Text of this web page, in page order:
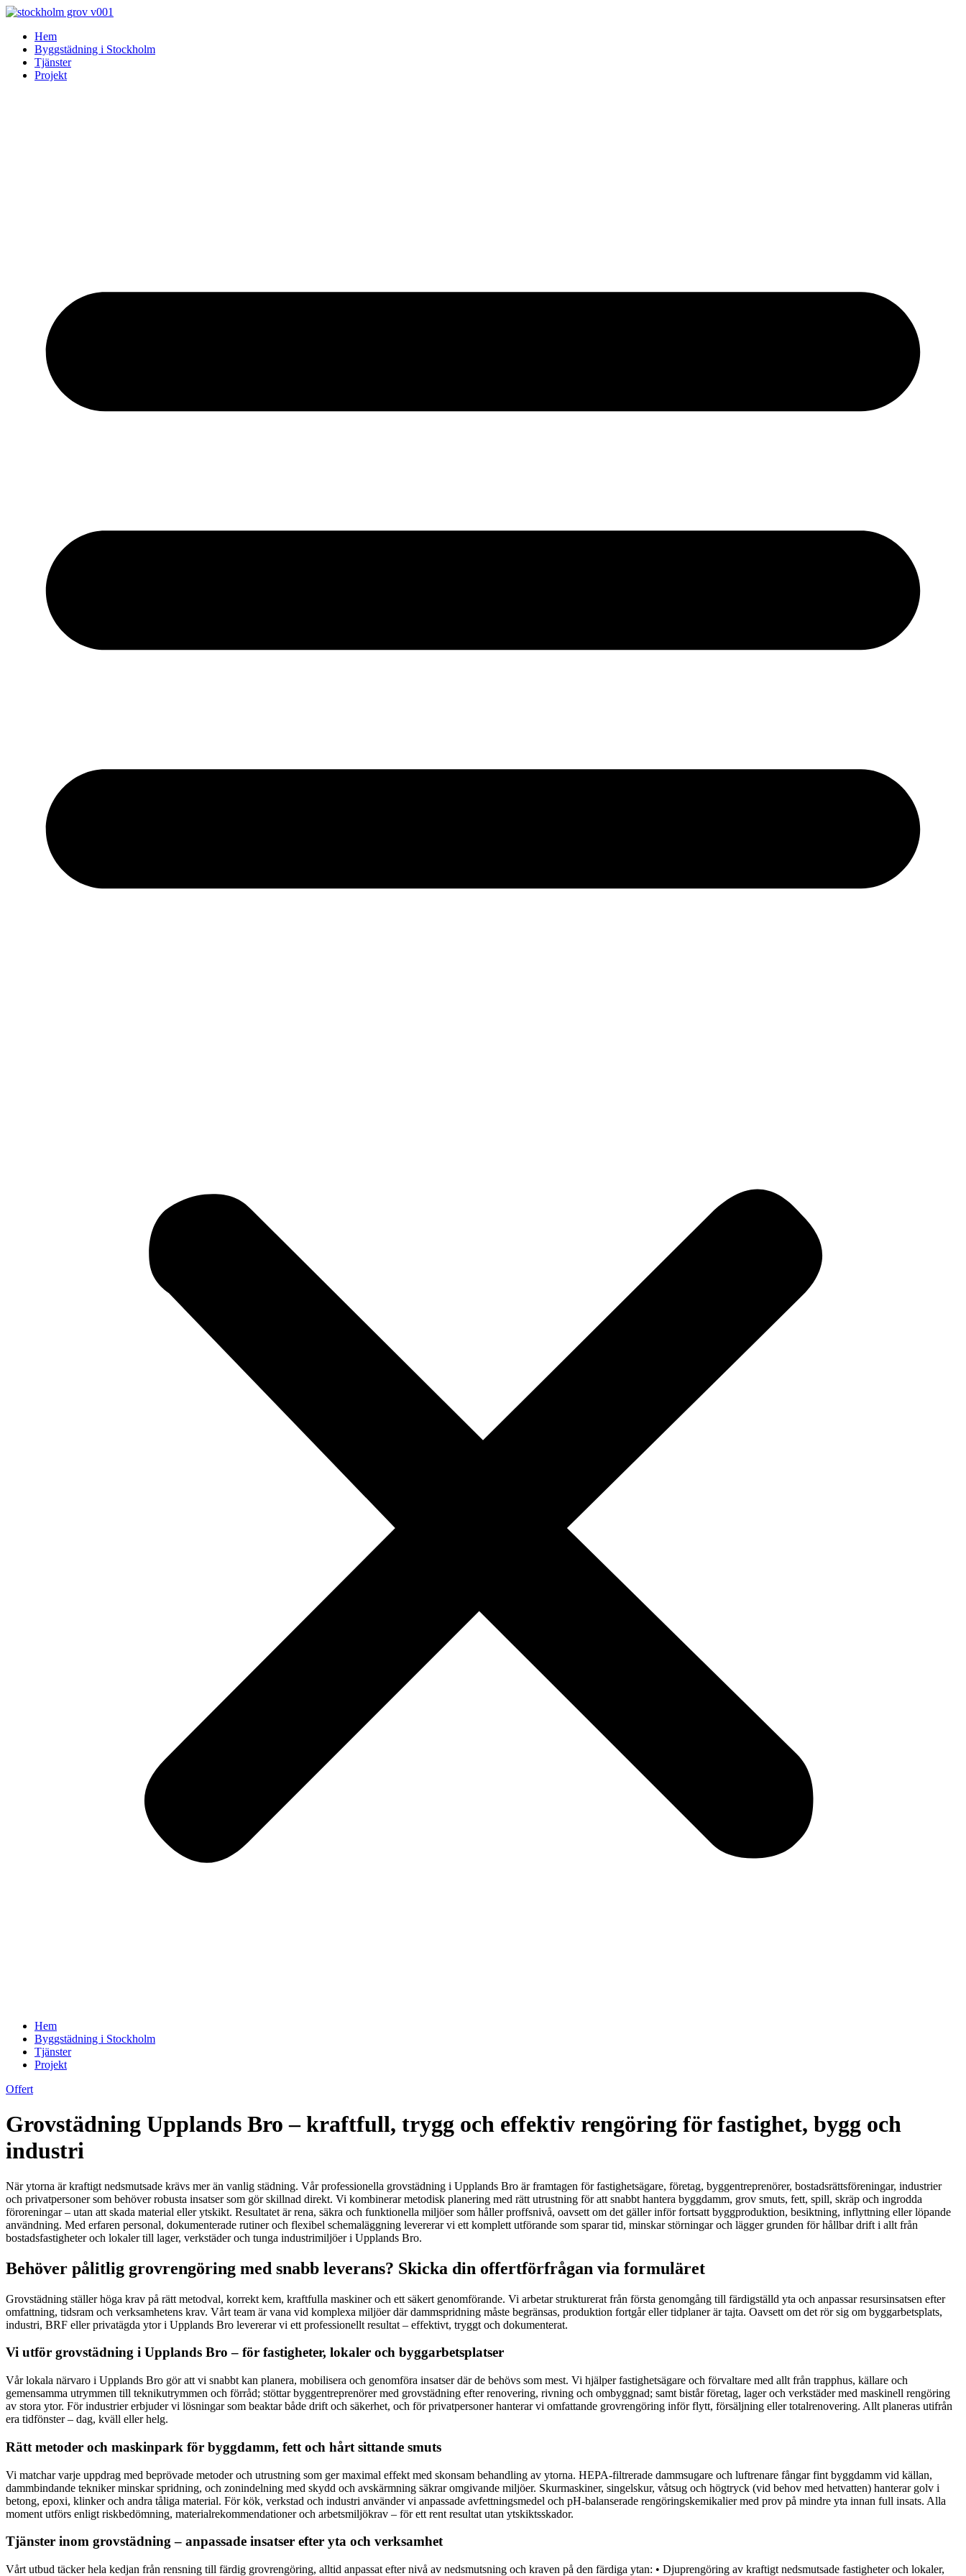
Skip
contentHem
Byggstädning i Stockholm
Tjänster
Projekt
Hem
Byggstädning i Stockholm
Tjänster
Projekt
Offert
Grovstädning Upplands Bro – kraftfull, trygg och effektiv rengöring för fastighet, bygg och
industri
När ytorna är kraftigt nedsmutsade krävs mer än vanlig städning. Vår professionella grovstädning i Upplands Bro är framtagen för fastighetsägare, företag, byggentreprenörer, bostadsrättsföreningar, industrier
och privatpersoner som behöver robusta insatser som gör skillnad direkt. Vi kombinerar metodisk planering med rätt utrustning för att snabbt hantera byggdamm, grov smuts, fett, spill, skräp och ingrodda
föroreningar – utan att skada material eller ytskikt. Resultatet är rena, säkra och funktionella miljöer som håller proffsnivå, oavsett om det gäller inför fortsatt byggproduktion, besiktning, inflyttning eller löpande
användning. Med erfaren personal, dokumenterade rutiner och flexibel schemaläggning levererar vi ett komplett utförande som sparar tid, minskar störningar och lägger grunden för hållbar drift i allt från
bostadsfastigheter och lokaler till lager, verkstäder och tunga industrimiljöer i Upplands Bro.
Behöver pålitlig grovrengöring med snabb leverans? Skicka din offertförfrågan via formuläret
Grovstädning ställer höga krav på rätt metodval, korrekt kem, kraftfulla maskiner och ett säkert genomförande. Vi arbetar strukturerat från första genomgång till färdigställd yta och anpassar resursinsatsen efter
omfattning, tidsram och verksamhetens krav. Vårt team är vana vid komplexa miljöer där dammspridning måste begränsas, produktion fortgår eller tidplaner är tajta. Oavsett om det rör sig om byggarbetsplats,
industri, BRF eller privatägda ytor i Upplands Bro levererar vi ett professionellt resultat – effektivt, tryggt och dokumenterat.
Vi utför grovstädning i Upplands Bro – för fastigheter, lokaler och byggarbetsplatser
Vår lokala närvaro i Upplands Bro gör att vi snabbt kan planera, mobilisera och genomföra insatser där de behövs som mest. Vi hjälper fastighetsägare och förvaltare med allt från trapphus, källare och
gemensamma utrymmen till teknikutrymmen och förråd; stöttar byggentreprenörer med grovstädning efter renovering, rivning och ombyggnad; samt bistår företag, lager och verkstäder med maskinell rengöring
av stora ytor. För industrier erbjuder vi lösningar som beaktar både drift och säkerhet, och för privatpersoner hanterar vi omfattande grovrengöring inför flytt, försäljning eller totalrenovering. Allt planeras utifrån
era tidfönster – dag, kväll eller helg.
Rätt metoder och maskinpark för byggdamm, fett och hårt sittande smuts
Vi matchar varje uppdrag med beprövade metoder och utrustning som ger maximal effekt med skonsam behandling av ytorna. HEPA-filtrerade dammsugare och luftrenare fångar fint byggdamm vid källan,
dammbindande tekniker minskar spridning, och zonindelning med skydd och avskärmning säkrar omgivande miljöer. Skurmaskiner, singelskur, våtsug och högtryck (vid behov med hetvatten) hanterar golv i
betong, epoxi, klinker och andra tåliga material. För kök, verkstad och industri använder vi anpassade avfettningsmedel och pH-balanserade rengöringskemikalier med prov på mindre yta innan full insats. Alla
moment utförs enligt riskbedömning, materialrekommendationer och arbetsmiljökrav – för ett rent resultat utan ytskiktsskador.
Tjänster inom grovstädning – anpassade insatser efter yta och verksamhet
Vårt utbud täcker hela kedjan från rensning till färdig grovrengöring, alltid anpassat efter nivå av nedsmutsning och kraven på den färdiga ytan: • Djuprengöring av kraftigt nedsmutsade fastigheter och lokaler,